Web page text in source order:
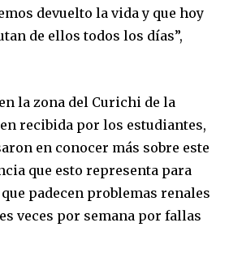
devuelto la vida y que hoy
de ellos todos los días”,
la zona del Curichi de la
recibida por los estudiantes,
en conocer más sobre este
que esto representa para
padecen problemas renales
veces por semana por fallas